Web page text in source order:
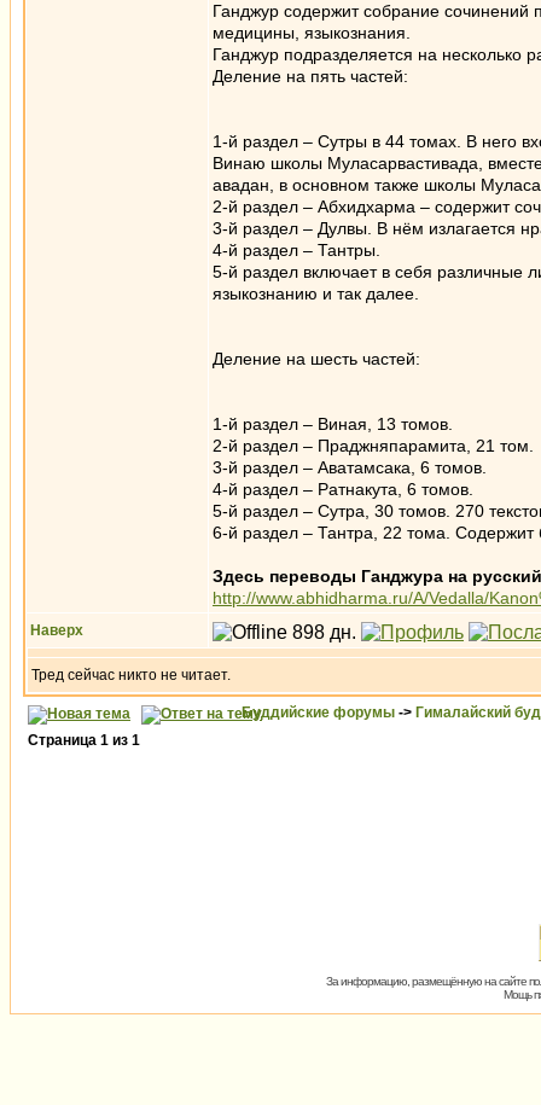
Ганджур содержит собрание сочинений
медицины, языкознания.
Ганджур подразделяется на несколько
Деление на пять частей:
1-й раздел – Сутры в 44 томах. В него
Винаю школы Муласарвастивада,
авадан, в основном также школы
2-й раздел – Абхидхарма – содержит
3-й раздел – Дулвы. В нём излагается
4-й раздел – Тантры.
5-й раздел включает в себя различные
языкознанию и так далее.
Деление на шесть частей:
1-й раздел – Виная, 13 томов.
2-й раздел – Праджняпарамита, 21 том.
3-й раздел – Аватамсака, 6 томов.
4-й раздел – Ратнакута, 6 томов.
5-й раздел – Сутра, 30 томов. 270
6-й раздел – Тантра, 22 тома. Содержит
Здесь переводы Ганджура на
http://www.abhidharma.ru/A/Vedalla/
Наверх
Тред сейчас никто не читает.
Буддийские форумы -> Гималайский
Страница 1 из 1
За информацию, размещённую на сайте
Мощь